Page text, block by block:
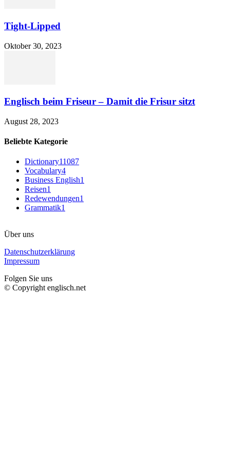
Tight-Lipped
Oktober 30, 2023
Englisch beim Friseur – Damit die Frisur sitzt
August 28, 2023
Beliebte Kategorie
Dictionary11087
Vocabulary4
Business English1
Reisen1
Redewendungen1
Grammatik1
Über uns
Datenschutzerklärung
Impressum
Folgen Sie uns
© Copyright englisch.net